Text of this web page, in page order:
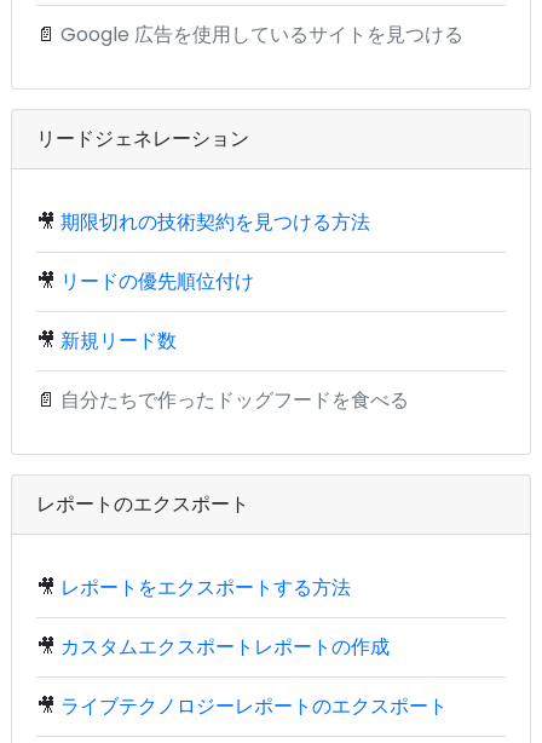
📄 Google 広告を使用しているサイトを見つける
リードジェネレーション
🎥 期限切れの技術契約を見つける方法
🎥 リードの優先順位付け
🎥 新規リード数
📄 自分たちで作ったドッグフードを食べる
レポートのエクスポート
🎥 レポートをエクスポートする方法
🎥 カスタムエクスポートレポートの作成
🎥 ライブテクノロジーレポートのエクスポート